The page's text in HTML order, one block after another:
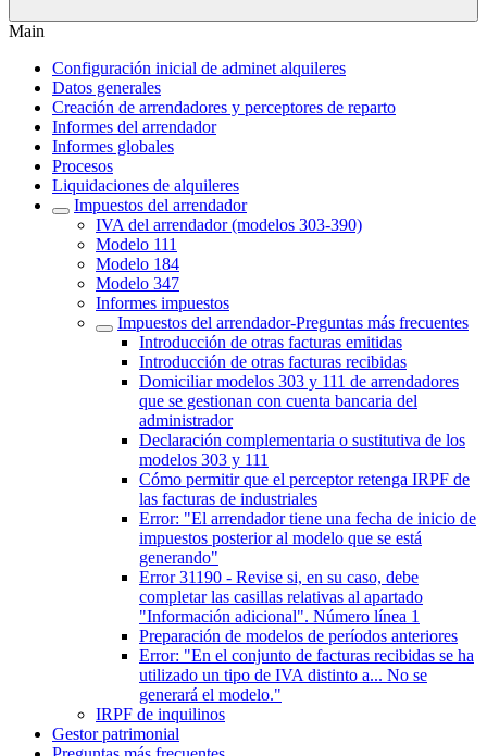
Main
Configuración inicial de adminet alquileres
Datos generales
Creación de arrendadores y perceptores de reparto
Informes del arrendador
Informes globales
Procesos
Liquidaciones de alquileres
Impuestos del arrendador
IVA del arrendador (modelos 303-390)
Modelo 111
Modelo 184
Modelo 347
Informes impuestos
Impuestos del arrendador‎-Preguntas más frecuentes‎
Introducción de otras facturas emitidas
Introducción de otras facturas recibidas
Domiciliar modelos 303 y 111 de arrendadores
que se gestionan con cuenta bancaria del
administrador
Declaración complementaria o sustitutiva de los
modelos 303 y 111
Cómo permitir que el perceptor retenga IRPF de
las facturas de industriales
Error: "El arrendador tiene una fecha de inicio de
impuestos posterior al modelo que se está
generando"
Error 31190 - Revise si, en su caso, debe
completar las casillas relativas al apartado
"Información adicional". Número línea 1
Preparación de modelos de períodos anteriores
Error: "En el conjunto de facturas recibidas se ha
utilizado un tipo de IVA distinto a... No se
generará el modelo."
IRPF de inquilinos
Gestor patrimonial